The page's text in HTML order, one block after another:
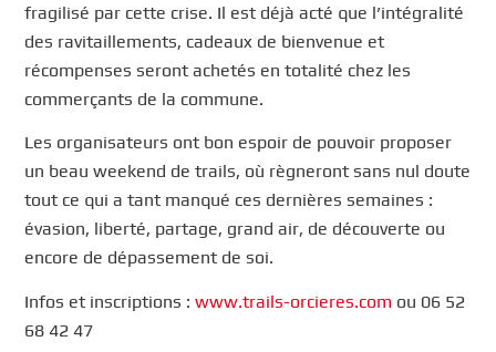
fragilisé par cette crise. Il est déjà acté que l’intégralité
des ravitaillements, cadeaux de bienvenue et
récompenses seront achetés en totalité chez les
commerçants de la commune.
Les organisateurs ont bon espoir de pouvoir proposer
un beau weekend de trails, où règneront sans nul doute
tout ce qui a tant manqué ces dernières semaines :
évasion, liberté, partage, grand air, de découverte ou
encore de dépassement de soi.
Infos et inscriptions :www.trails-orcieres.com ou 06 52
68 42 47